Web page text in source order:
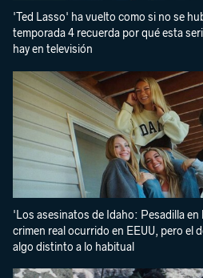
'Ted Lasso' ha vuelto como si no se
temporada 4 recuerda por qué esta
hay en televisión
'Los asesinatos de Idaho: Pesadilla
crimen real ocurrido en EEUU, pero el
algo distinto a lo habitual